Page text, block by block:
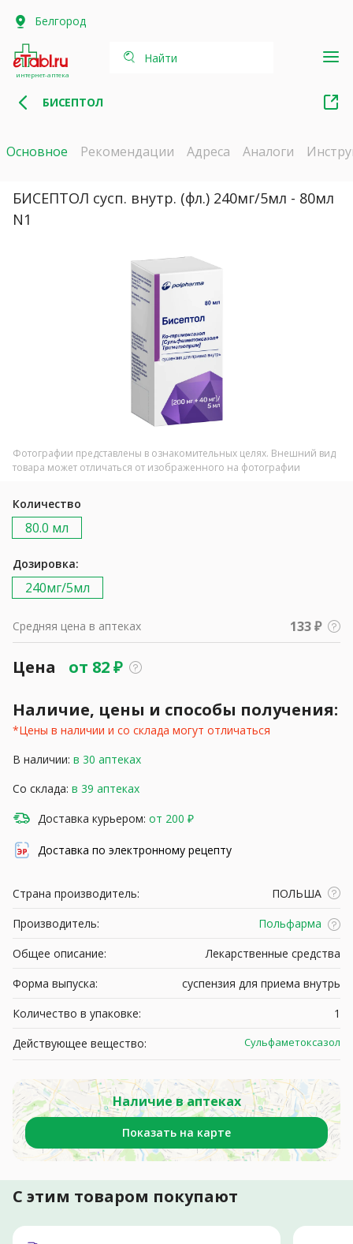
Белгород
интернет-аптека
Найти
БИСЕПТОЛ
Основное Рекомендации Адреса Аналоги
БИСЕПТОЛ сусп. внутр. (фл.) 240мг/5мл - 80мл
N1
Фотографии представлены в ознакомительных целях. Внешний вид
товара может отличаться от изображенного на фотографии
Количество
80.0 мл
Дозировка:
240мг/5мл
Средняя цена в аптеках 133 ₽
Цена от 82₽
Наличие, цены и способы получения:
*Цены в наличии и со склада могут отличаться
В наличии: в 30 аптеках
Со склада: в 39 аптеках
Доставка курьером: от 200 ₽
Доставка по электронному рецепту
Страна производитель:
ПОЛЬША
Производитель:
Польфарма
Общее описание:
Лекарственные средства
Форма выпуска:
суспензия для приема внутрь
Количество в упаковке:
1
Действующее вещество:
Сульфаметоксазол
Наличие в аптеках
Показать на карте
С этим товаром покупают